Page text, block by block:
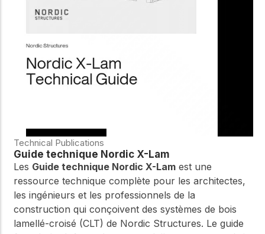
d'innovation
dans le domaine
du bois
pointe qui stimulent
l'innovation dans la
construction en bois et
la durabilité.
des ressources pratiques
Technical Publications
Guide technique Nordic X-Lam
Les Guide technique Nordic X-Lam est une
ressource technique complète pour les architectes,
les ingénieurs et les professionnels de la
construction qui conçoivent des systèmes de bois
lamellé-croisé (CLT) de Nordic Structures. Le guide